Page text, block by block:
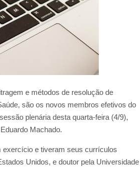
e métodos de resolução de
são os novos membros efetivos do
plenária desta quarta-feira (4/9),
Machado.
exercício e tiveram seus currículos
Unidos, e doutor pela Universidade